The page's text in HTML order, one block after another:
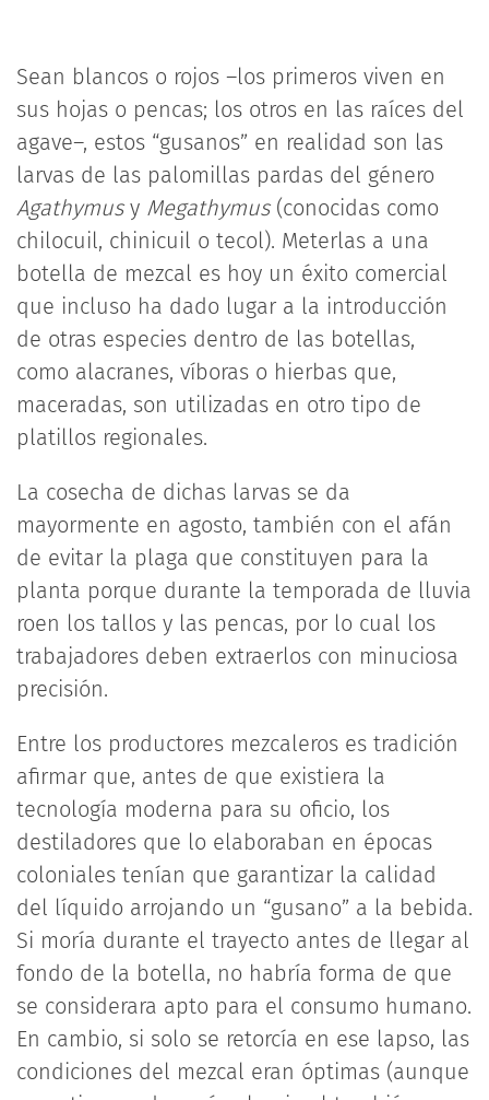
Sean blancos o rojos –los primeros viven en
sus hojas o pencas; los otros en las raíces del
agave–, estos “gusanos” en realidad son las
larvas de las palomillas pardas del género
Agathymusy Megathymus(conocidas como
chilocuil, chinicuil o tecol). Meterlas a una
botella de mezcal es hoy un éxito comercial
que incluso ha dado lugar a la introducción
de otras especies dentro de las botellas,
como alacranes, víboras o hierbas que,
maceradas, son utilizadas en otro tipo de
platillos regionales.
La cosecha de dichas larvas se da
mayormente en agosto, también con el afán
de evitar la plaga que constituyen para la
planta porque durante la temporada de lluvia
roen los tallos y las pencas, por lo cual los
trabajadores deben extraerlos con minuciosa
precisión.
Entre los productores mezcaleros es tradición
afirmar que, antes de que existiera la
tecnología moderna para su oficio, los
destiladores que lo elaboraban en épocas
coloniales tenían que garantizar la calidad
del líquido arrojando un “gusano” a la bebida.
Si moría durante el trayecto antes de llegar al
fondo de la botella, no habría forma de que
se considerara apto para el consumo humano.
En cambio, si solo se retorcía en ese lapso, las
condiciones del mezcal eran óptimas (aunque